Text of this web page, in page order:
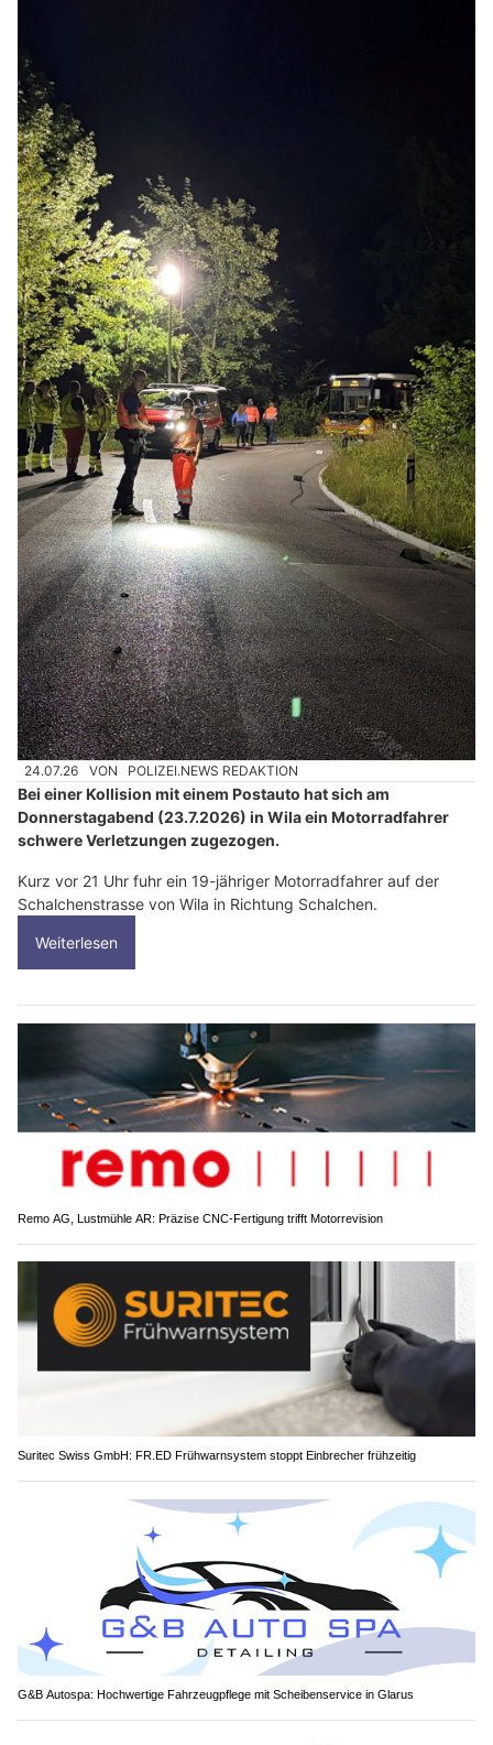
24.07.26 VON POLIZEI.NEWS REDAKTION
Bei einer Kollision mit einem Postauto hat sich am
Donnerstagabend (23.7.2026) in Wila ein Motorradfahrer
schwere Verletzungen zugezogen.
Kurz vor 21 Uhr fuhr ein 19-jähriger Motorradfahrer auf der
Schalchenstrasse von Wila in Richtung Schalchen.
Weiterlesen
Remo AG, Lustmühle AR: Präzise CNC-Fertigung trifft Motorrevision
Suritec Swiss GmbH: FR.ED Frühwarnsystem stoppt Einbrecher frühzeitig
G&B Autospa: Hochwertige Fahrzeugpflege mit Scheibenservice in Glarus